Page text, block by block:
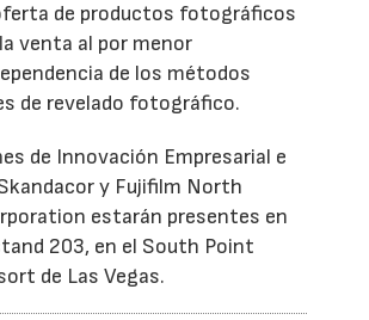
de productos fotográficos
venta al por menor
de los métodos
de revelado fotográfico.
de Innovación Empresarial e
y Fujifilm North
estarán presentes en
203, en el South Point
de Las Vegas.